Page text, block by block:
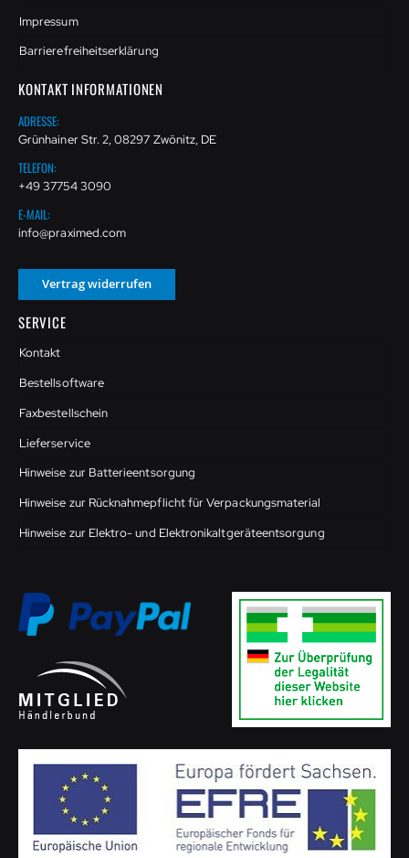
Impressum
Barrierefreiheitserklärung
KONTAKT INFORMATIONEN
ADRESSE:
Grünhainer Str. 2, 08297 Zwönitz, DE
TELEFON:
+49 37754 3090
E-MAIL:
info@praximed.com
Vertrag widerrufen
SERVICE
Kontakt
Bestellsoftware
Faxbestellschein
Lieferservice
Hinweise zur Batterieentsorgung
Hinweise zur Rücknahmepflicht für Verpackungsmaterial
Hinweise zur Elektro- und Elektronikaltgeräteentsorgung